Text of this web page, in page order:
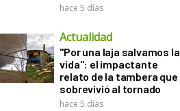
hace 5 días
Actualidad
"Por una laja salvamos la
vida": el impactante
relato de la tambera que
sobrevivió al tornado
hace 5 días